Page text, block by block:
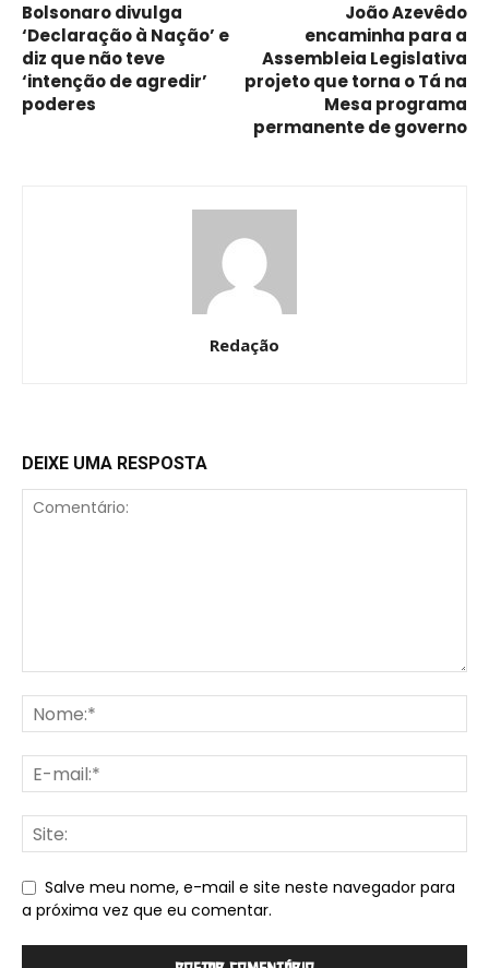
Bolsonaro divulga
‘Declaração à Nação’ e
diz que não teve
‘intenção de agredir’
poderes
João Azevêdo
encaminha para a
Assembleia Legislativa
projeto que torna o Tá na
Mesa programa
permanente de governo
Redação
DEIXE UMA RESPOSTA
Salve meu nome, e-mail e site neste navegador para
a próxima vez que eu comentar.